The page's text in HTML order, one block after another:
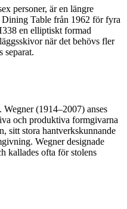
personer, är en längre
Dining Table från 1962 för fyra
en elliptiskt formad
när det behövs fler
separat.
(1914–2007) anses
och produktiva formgivarna
sitt stora hantverkskunnande
Wegner designade
kallades ofta för stolens